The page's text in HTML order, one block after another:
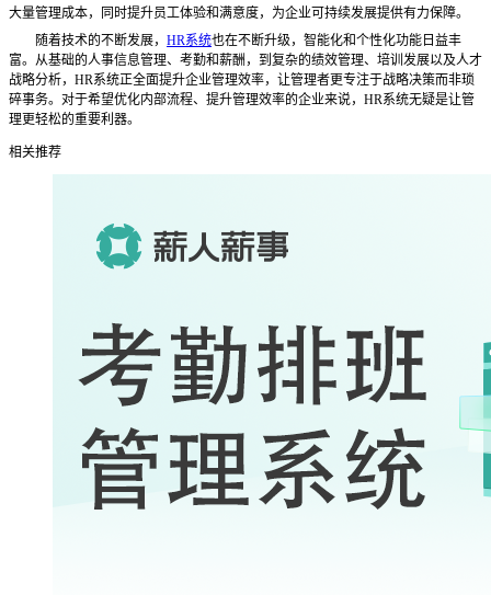
大量管理成本，同时提升员工体验和满意度，为企业可持续发展提供有力保障。
随着技术的不断发展， HR系统也在不断升级，智能化和个性化功能日益丰
富。从基础的人事信息管理、考勤和薪酬，到复杂的绩效管理、培训发展以及人才
战略分析，HR系统正全面提升企业管理效率，让管理者更专注于战略决策而非琐
碎事务。对于希望优化内部流程、提升管理效率的企业来说，HR系统无疑是让管
理更轻松的重要利器。
相关推荐